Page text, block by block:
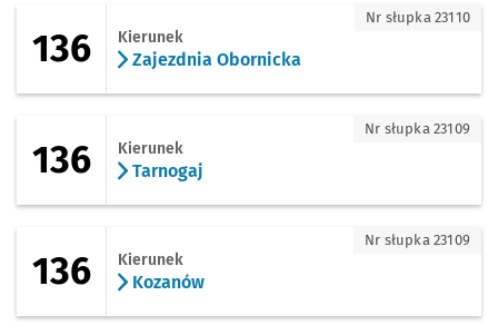
136 - kierunek Zajezdnia Obornicka
136 Kierunek
Zajezdnia Obornicka
Nr słupka 23110
136 Kierunek
Tarnogaj
Nr słupka 23109
136 Kierunek
Kozanów
Nr słupka 23109